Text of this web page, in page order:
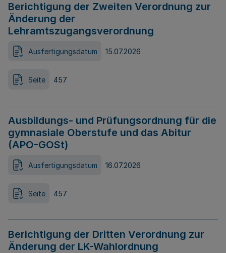
Berichtigung der Zweiten Verordnung zur
Änderung der
Lehramtszugangsverordnung
Ausfertigungsdatum 15.07.2026
Seite 457
Ausbildungs- und Prüfungsordnung für die
gymnasiale Oberstufe und das Abitur
(APO-GOSt)
Ausfertigungsdatum 16.07.2026
Seite 457
Berichtigung der Dritten Verordnung zur
Änderung der LK-Wahlordnung